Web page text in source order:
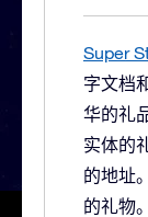
Super
字文档
华的礼
实体的
的地址。
的礼物